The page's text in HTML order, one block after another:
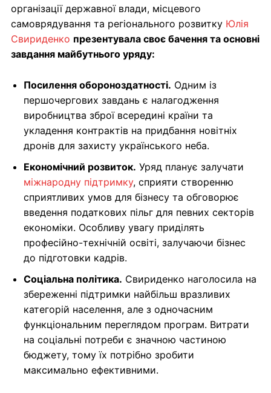
організації державної влади, місцевого
самоврядування та регіонального розвитку Юлія
Свириденко презентувала своє бачення та основні
завдання майбутнього уряду:
Посилення обороноздатності. Одним із
першочергових завдань є налагодження
виробництва зброї всередині країни та
укладення контрактів на придбання новітніх
дронів для захисту українського неба.
Економічний розвиток. Уряд планує залучати
міжнародну підтримку, сприяти створенню
сприятливих умов для бізнесу та обговорює
введення податкових пільг для певних секторів
економіки. Особливу увагу приділять
професійно-технічній освіті, залучаючи бізнес
до підготовки кадрів.
Соціальна політика. Свириденко наголосила на
збереженні підтримки найбільш вразливих
категорій населення, але з одночасним
функціональним переглядом програм. Витрати
на соціальні потреби є значною частиною
бюджету, тому їх потрібно зробити
максимально ефективними.